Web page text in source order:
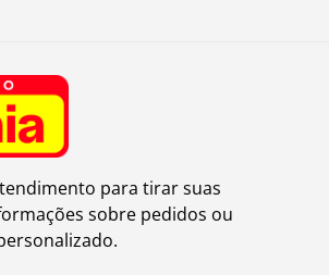
para tirar suas
sobre pedidos ou